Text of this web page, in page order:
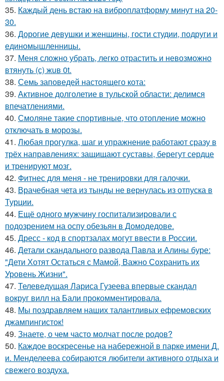
35. Каждый день встаю на виброплатформу минут на 20-
30.
36. Дорогие девушки и женщины, гости студии, подруги и
единомышленницы.
37. Меня сложно убрать, легко отрастить и невозможно
втянуть (с) жuв 0t.
38. Семь заповедей настоящего кота:
39. Активное долголетие в тульской области: делимся
впечатлениями.
40. Смоляне такие спортивные, что отопление можно
отключать в морозы.
41. Любая прогулка, шаг и упражнение работают сразу в
трёх направлениях: защищают суставы, берегут сердце
и тренируют мозг.
42. Фитнес для меня - не тренировки для галочки.
43. Врачебная чета из тынды не вернулась из отпуска в
Турции.
44. Ещё одного мужчину госпитализировали с
подозрением на оспу обезьян в Домодедове.
45. Дресс - код в спортзалах могут ввести в России.
46. Детали скандального развода Павла и Алины буре:
"Дети Хотят Остаться с Мамой, Важно Сохранить их
Уровень Жизни".
47. Телеведущая Лариса Гузеева впервые скандал
вокруг вилл на Бали прокомментировала.
48. Мы поздравляем наших талантливых ефремовских
джампингисток!
49. Знаете, о чем часто молчат после родов?
50. Каждое воскресенье на набережной в парке имени Д.
и. Менделеева собираются любители активного отдыха и
свежего воздуха.